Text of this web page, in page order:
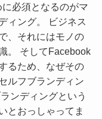
必須となるのがマ
ィング。 ビジネス
、それにはモノの
。 そしてFacebook
るため、なぜその
ルフブランディン
ンディングという
とおっしゃってま